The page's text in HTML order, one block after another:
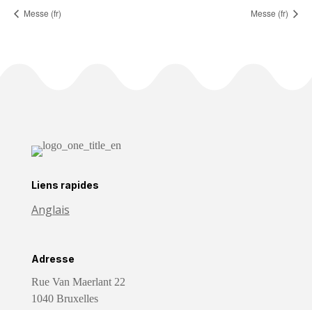
Messe (fr) Messe (fr)
Liens rapides
Anglais
Adresse
Rue Van Maerlant 22
1040 Bruxelles